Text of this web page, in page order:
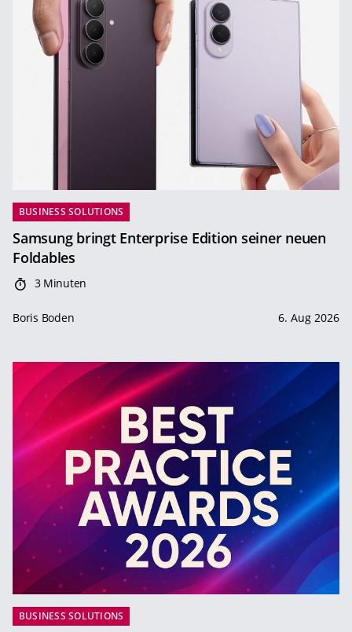
BUSINESS SOLUTIONS
Samsung bringt Enterprise Edition seiner neuen
Foldables
3 Minuten
Boris Boden 6. Aug 2026
BUSINESS SOLUTIONS